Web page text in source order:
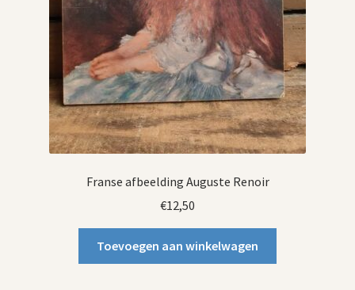
Franse afbeelding Auguste Renoir
€12,50
Toevoegen aan winkelwagen